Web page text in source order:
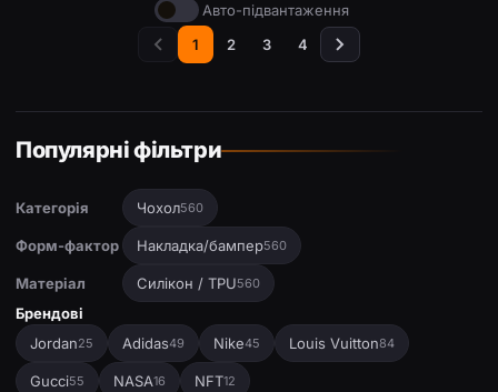
Авто-підвантаження
1
2 3 4
Популярні фільтри
Категорія Чохол560
Форм-фактор Накладка/бампер560
Матеріал Силікон / TPU560
Брендові
Jordan25 Adidas49 Nike45 Louis Vuitton84
Gucci55 NASA16 NFT12